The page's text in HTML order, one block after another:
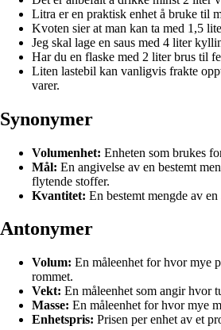
Litra er en praktisk enhet å bruke til
Kvoten sier at man kan ta med 1,5
Jeg skal lage en saus med 4 liter
Har du en flaske med 2 liter brus til
Liten lastebil kan vanligvis frakte
varer.
Synonymer
Volumenhet: Enheten som brukes
Mål: En angivelse av en bestemt
flytende stoffer.
Kvantitet: En bestemt mengde av
Antonymer
Volum: En måleenhet for hvor mye
rommet.
Vekt: En måleenhet som angir hvor
Masse: En måleenhet for hvor mye
Enhetspris: Prisen per enhet av et